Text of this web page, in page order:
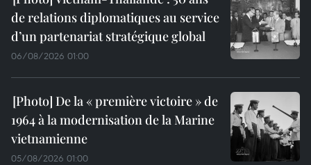
de relations diplomatiques au service
d’un partenariat stratégique global
06/08/2026 01:00
De la « première victoire » de
1964 à la modernisation de la Marine
vietnamienne
05/08/2026 01:00